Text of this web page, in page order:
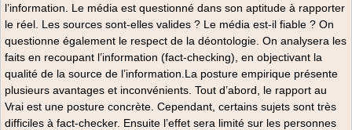
l’information. Le média est questionné dans son aptitude à rapporter
le réel. Les sources sont-elles valides ? Le média est-il fiable ? On
questionne également le respect de la déontologie. On analysera les
faits en recoupant l’information (fact-checking), en objectivant la
qualité de la source de l’information.La posture empirique présente
plusieurs avantages et inconvénients. Tout d’abord, le rapport au
Vrai est une posture concrète. Cependant, certains sujets sont très
difficiles à fact-checker. Ensuite l’effet sera limité sur les personnes